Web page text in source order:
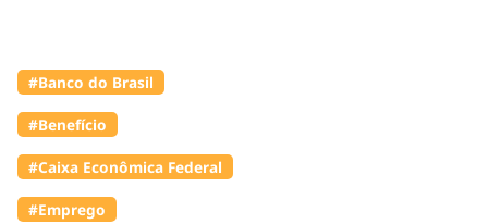
#Banco do Brasil
#Benefício
#Caixa Econômica Federal
#Emprego